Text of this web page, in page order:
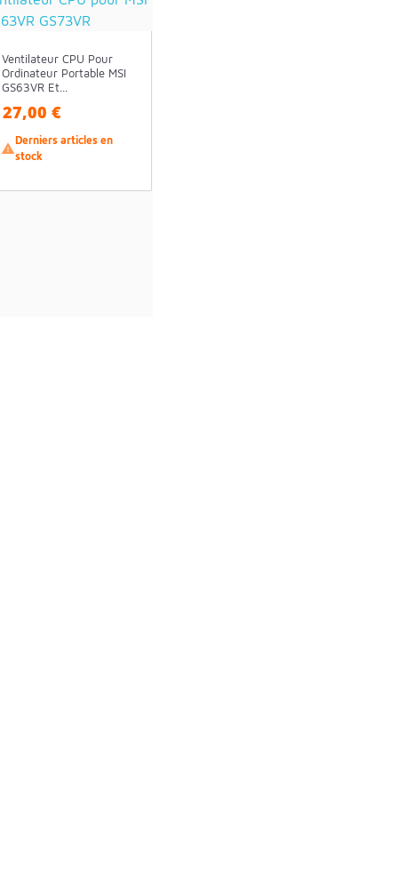
Ventilateur CPU Pour
Ordinateur Portable MSI
GS63VR Et...
27,00 €

Derniers articles en
stock